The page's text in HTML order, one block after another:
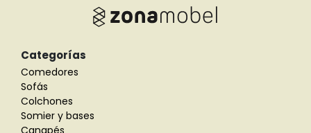
Categorías
Comedores
Sofás
Colchones
Somier y bases
Canapés